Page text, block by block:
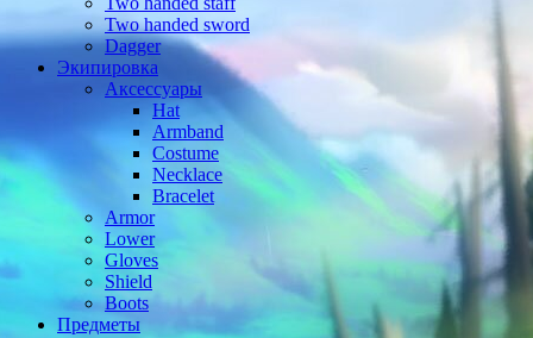
Two handed sword
Dagger
Экипировка
Аксессуары
Hat
Armband
Costume
Necklace
Bracelet
Armor
Lower
Gloves
Shield
Boots
Предметы